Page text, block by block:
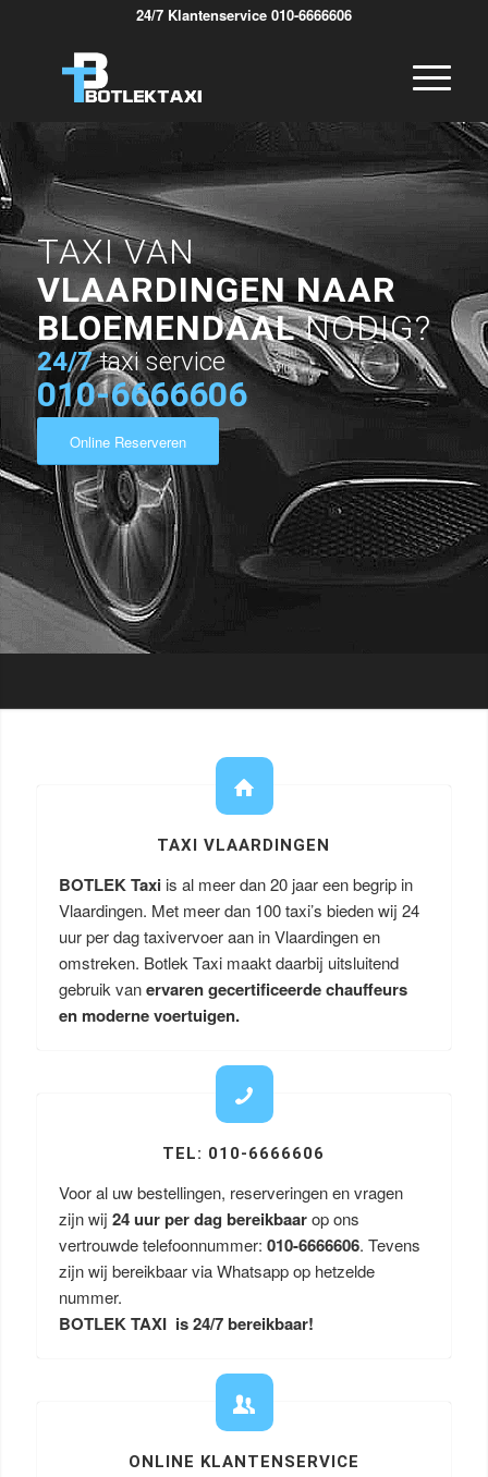
24/7 Klantenservice 010-6666606
TAXI VAN
VLAARDINGEN NAAR
BLOEMENDAALNODIG?
24/7 taxi service
010-6666606
Online Reserveren
TAXI VLAARDINGEN
BOTLEK Taxi is al meer dan 20 jaar een begrip in
Vlaardingen. Met meer dan 100 taxi’s bieden wij 24
uur per dag taxivervoer aan in Vlaardingen en
omstreken. Botlek Taxi maakt daarbij uitsluitend
gebruik vanervaren gecertificeerde chauffeurs
en moderne voertuigen.
TEL: 010-6666606
Voor al uw bestellingen, reserveringen en vragen
zijn wij 24 uur per dag bereikbaarop ons
vertrouwde telefoonnummer: 010-6666606. Tevens
zijn wij bereikbaar via Whatsapp op hetzelde
nummer.
BOTLEK TAXI is 24/7 bereikbaar!
ONLINE KLANTENSERVICE